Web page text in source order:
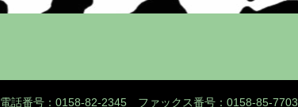
電話番号：0158-82-2345 ファックス番号：0158-85-7703